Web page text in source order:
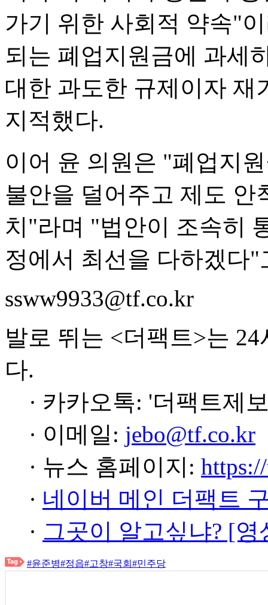
가기 위한 사회적 약속"
되는 폐업지원금에 과세
대한 과도한 규제이자
지적했다.
이어 윤 의원은 "폐업지
불안을 덜어주고 제도 안
치"라며 "법안이 조속히
정에서 최선을 다하겠다"
ssww9933@tf.co.kr
발로 뛰는 <더팩트>는
다.
· 카카오톡: '더팩트제
· 이메일: jebo@tf.co.kr
· 뉴스 홈페이지:
· 네이버 메인 더팩트
· 그곳이 알고싶냐? [
#윤준병#정읍#고창#국회 #민주당